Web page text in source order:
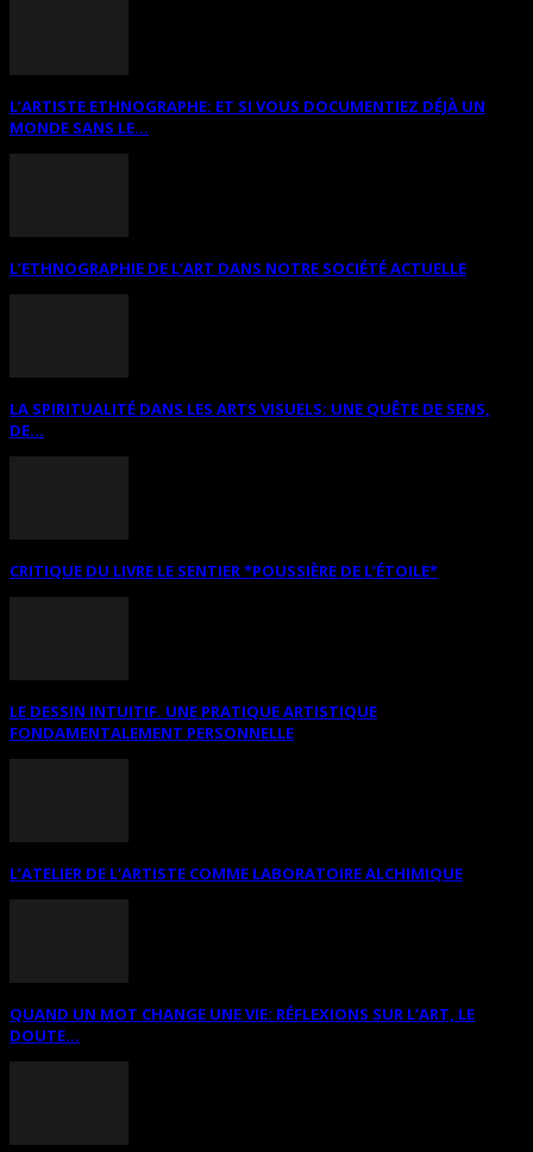
L’ARTISTE ETHNOGRAPHE: ET SI VOUS DOCUMENTIEZ DÉJÀ UN
MONDE SANS LE...
L’ETHNOGRAPHIE DE L’ART DANS NOTRE SOCIÉTÉ ACTUELLE
LA SPIRITUALITÉ DANS LES ARTS VISUELS: UNE QUÊTE DE SENS,
DE...
CRITIQUE DU LIVRE LE SENTIER *POUSSIÈRE DE L’ÉTOILE*
LE DESSIN INTUITIF. UNE PRATIQUE ARTISTIQUE
FONDAMENTALEMENT PERSONNELLE
L’ATELIER DE L’ARTISTE COMME LABORATOIRE ALCHIMIQUE
QUAND UN MOT CHANGE UNE VIE: RÉFLEXIONS SUR L’ART, LE
DOUTE...